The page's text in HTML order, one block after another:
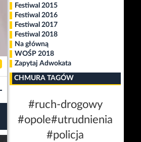
Festiwal 2015
Festiwal 2016
Festiwal 2017
Festiwal 2018
Na główną
WOŚP 2018
Zapytaj Adwokata
CHMURA TAGÓW
#ruch-drogowy
#opole#utrudnienia
#policja